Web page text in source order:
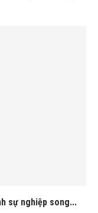
sự nghiệp song...